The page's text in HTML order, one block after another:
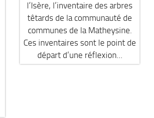
l’Isère, l’inventaire des arbres
têtards de la communauté de
communes de la Matheysine.
Ces inventaires sont le point de
départ d’une réflexion...